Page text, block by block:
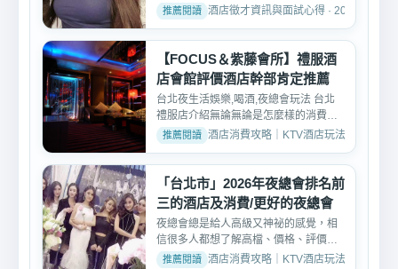
店，便服店，護膚養生館，...
酒店徵才資訊與面試心得 · 2025-04-19
【FOCUS＆紫藤會所】禮服酒
店會館評價酒店幹部肯定推薦
台北夜生活娛樂,喝酒,夜總會玩法 台北
禮服店介紹無論無論是怎麼樣的消費價
位模式、重點都在於您...
酒店消費攻略｜KTV酒店玩法、消費與
「台北市」2026年夜總會排名前
三的酒店及消費/更好的夜總會
夜總會總是給人高級又神祕的感覺，相
信很多人都想了解高檔、價格、評價、
好玩純便服店的消費方式...
酒店消費攻略｜KTV酒店玩法、消費與